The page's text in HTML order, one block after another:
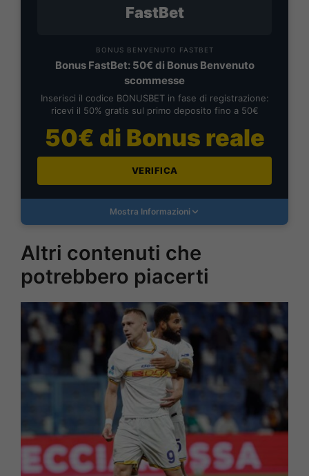
FastBet
BONUS BENVENUTO FASTBET
Bonus FastBet: 50€ di Bonus Benvenuto
scommesse
Inserisci il codice BONUSBET in fase di registrazione:
ricevi il 50% gratis sul primo deposito fino a 50€
50€ di Bonus reale
VERIFICA
Mostra Informazioni
Altri contenuti che
potrebbero piacerti